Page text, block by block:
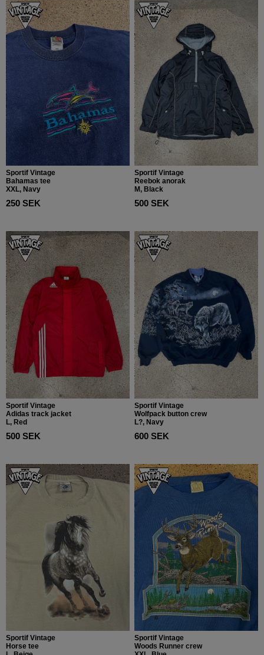
Sportif Vintage
Bahamas tee
XXL, Navy
250 SEK
Sportif Vintage
Reebok anorak
M, Black
500 SEK
Sportif Vintage
Adidas track jacket
L, Red
500 SEK
Sportif Vintage
Wolfpack button crew
L?, Navy
600 SEK
Sportif Vintage
Horse tee
Sportif Vintage
Woods Runner crew